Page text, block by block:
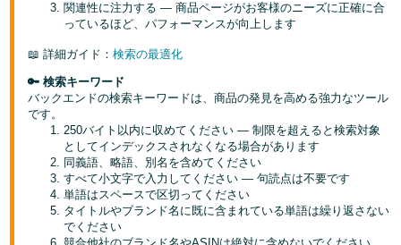
- JP
さ
っ
そ
く
始
め
る
関連性に注力する — 商品ページがお客様のニーズに正確に合
っているほど、パフォーマンスが向上します
📖 詳細ガイド：検索の最適化
🔑 検索キーワード
バックエンドの検索キーワードは、商品の発見を高める強力なツール
です。
250バイト以内に収めてください — 制限を超えると検索対象
としてインデックスされなくなる場合があります
同義語、略語、別名を含めてください
すべて小文字で入力してください — 句読点は不要です
単語はスペースで区切ってください
タイトルやブランド名に既に含まれている単語は繰り返さない
でください